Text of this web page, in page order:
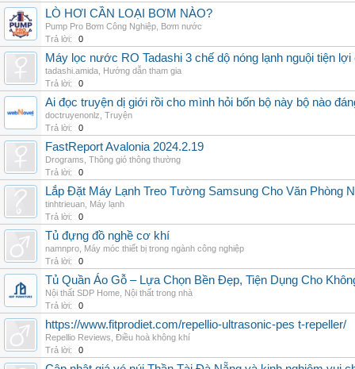
LÒ HƠI CẦN LOẠI BƠM NÀO?
Pump Pro Bơm Công Nghiệp Bơm nước
Trả lời:
0
Máy lọc nước RO Tadashi 3 chế dộ nóng lạnh nguội tiện lợi
tadashi.amida Hướng dẫn tham gia
Trả lời:
0
Ai đọc truyện dị giới rồi cho mình hỏi bốn bộ này bộ nào
doctruyenonlz Truyện
Trả lời:
0
FastReport Avalonia 2024.2.19
Drograms Thông gió thông thường
Trả lời:
0
Lắp Đặt Máy Lạnh Treo Tường Samsung Cho Văn Phòng
tinhtrieuan Máy lạnh
Trả lời:
0
Tủ đựng đồ nghề cơ khí
namnpro Máy móc thiết bị trong ngành công nghiệp
Trả lời:
0
Tủ Quần Áo Gỗ – Lựa Chọn Bền Đẹp, Tiện Dụng Cho
Nội thất SDP Home Nội thất trong nhà
Trả lời:
0
https://www.fitprodiet.com/repellio-ultrasonic-pes t-repeller/
Repellio Reviews Điều hoà không khí
Trả lời:
0